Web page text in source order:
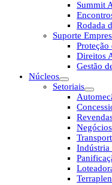
Summit
Rodada
Suporte
Proteção
Direitos
Gestão
Núcleos
Setoriais
Indústria